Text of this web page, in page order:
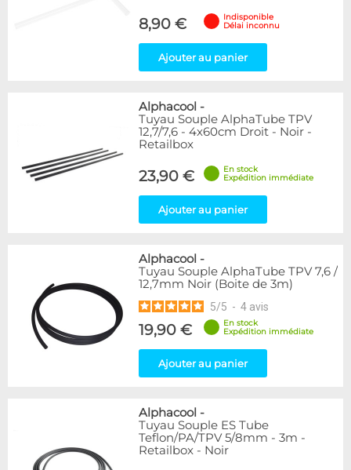
8,90 €
Indisponible
Délai inconnu
Ajouter au panier
Alphacool -
Tuyau Souple AlphaTube TPV
12,7/7,6 - 4x60cm Droit - Noir -
Retailbox
23,90 €
En stock
Expédition immédiate
Ajouter au panier
Alphacool -
Tuyau Souple AlphaTube TPV 7,6 /
12,7mm Noir (Boite de 3m)
5/5 - 4 avis
19,90 €
En stock
Expédition immédiate
Ajouter au panier
Alphacool -
Tuyau Souple ES Tube
Teflon/PA/TPV 5/8mm - 3m -
Retailbox - Noir